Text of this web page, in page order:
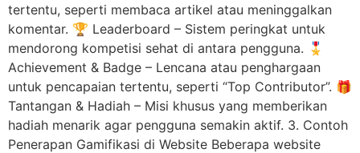
tertentu, seperti membaca artikel atau meninggalkan
komentar. 🏆 Leaderboard – Sistem peringkat untuk
mendorong kompetisi sehat di antara pengguna. 🎖️
Achievement & Badge – Lencana atau penghargaan
untuk pencapaian tertentu, seperti “Top Contributor”. 🎁
Tantangan & Hadiah – Misi khusus yang memberikan
hadiah menarik agar pengguna semakin aktif. 3. Contoh
Penerapan Gamifikasi di Website Beberapa website